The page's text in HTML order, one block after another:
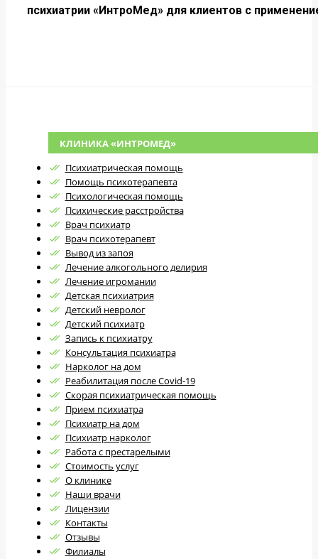
психиатрии «ИнтроМед» для клиентов с
КЛИНИКА «ИНТРОМЕД»
Психиатрическая помощь
Помощь психотерапевта
Психологическая помощь
Психические расстройства
Врач психиатр
Врач психотерапевт
Вывод из запоя
Лечение алкогольного делирия
Лечение игромании
Детская психиатрия
Детский невролог
Детский психиатр
Запись к психиатру
Консультация психиатра
Нарколог на дом
Реабилитация после Covid-19
Скорая психиатрическая помощь
Прием психиатра
Психиатр на дом
Психиатр нарколог
Работа с престарелыми
Стоимость услуг
О клинике
Наши врачи
Лицензии
Контакты
Отзывы
Филиалы